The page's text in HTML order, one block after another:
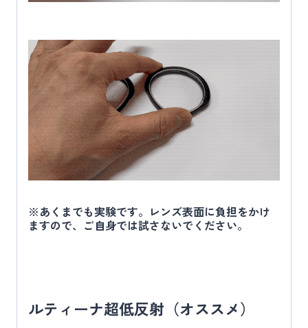
※あくまでも実験です。レンズ表面に負担をかけ
ますので、ご自身では試さないでください。
ルティーナ超低反射（オススメ）